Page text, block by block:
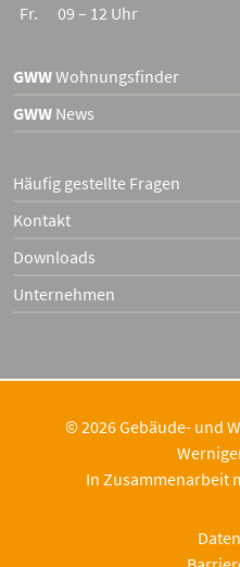
Fr.
09 – 12 Uhr
GWWWohnungsfinder
GWW News
Häufig gestellte Fragen
Kontakt
Downloads
Unternehmen
© 2026 Gebäude- und
In Zusammenarbeit